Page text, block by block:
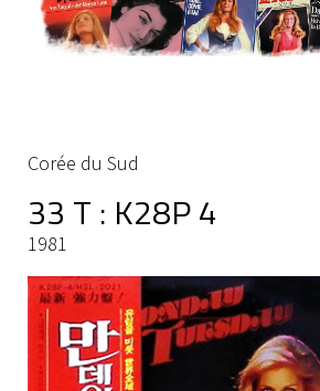
Corée du Sud
33 T : K28P 4
1981